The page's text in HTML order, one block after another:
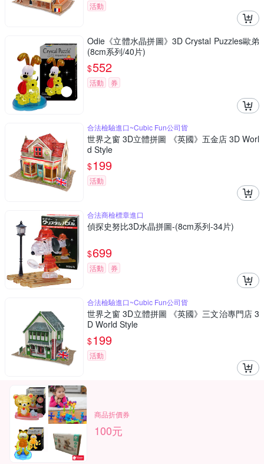
活動
Odie《立體水晶拼圖》3D Crystal Puzzles歐弟
(8cm系列/40片)
$552
活動 券
合法檢驗進口~Cubic Fun公司貨
世界之窗 3D立體拼圖 《英國》五金店 3D Worl
d Style
$199
活動
合法商檢標章進口
偵探史努比3D水晶拼圖-(8cm系列-34片)
$699
活動 券
合法檢驗進口~Cubic Fun公司貨
世界之窗 3D立體拼圖 《英國》三文治專門店 3
D World Style
$199
活動
商品折價券
100元